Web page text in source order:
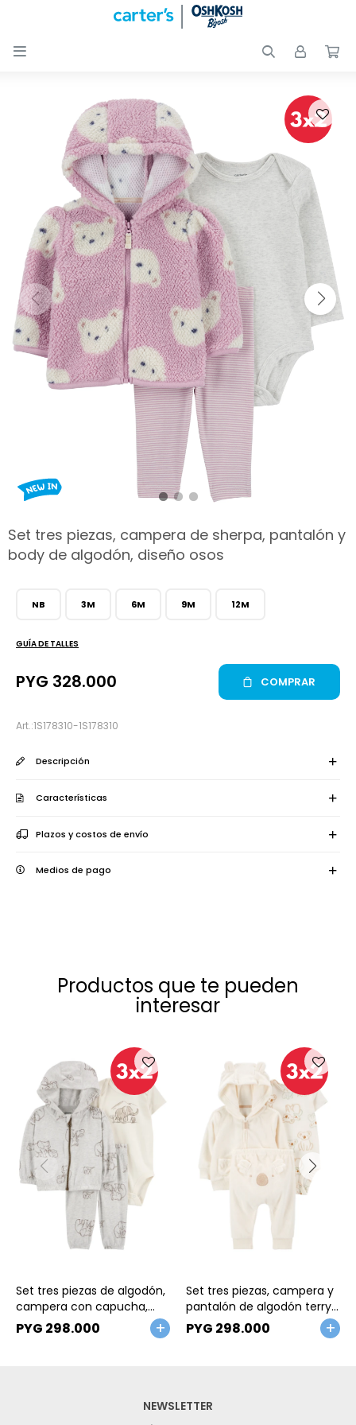

Set tres piezas, campera de sherpa, pantalón y
body de algodón, diseño osos
1S178310-1S178310
NB 3M 6M 9M 12M
GUÍA DE TALLES
PYG 328.000 COMPRAR
Descripción
Características
Plazos y costos de envío
Medios de pago
Productos que te pueden
interesar
Set tres piezas de algodón,
campera con capucha,
pantalón y body, diseño
PYG 298.000
Set tres piezas, campera y
pantalón de algodón terry
más body de algodón,
PYG 298.000
NEWSLETTER
Nuevos
Calzado
Club
Carter
´s
OUTLET
Skip-
hop